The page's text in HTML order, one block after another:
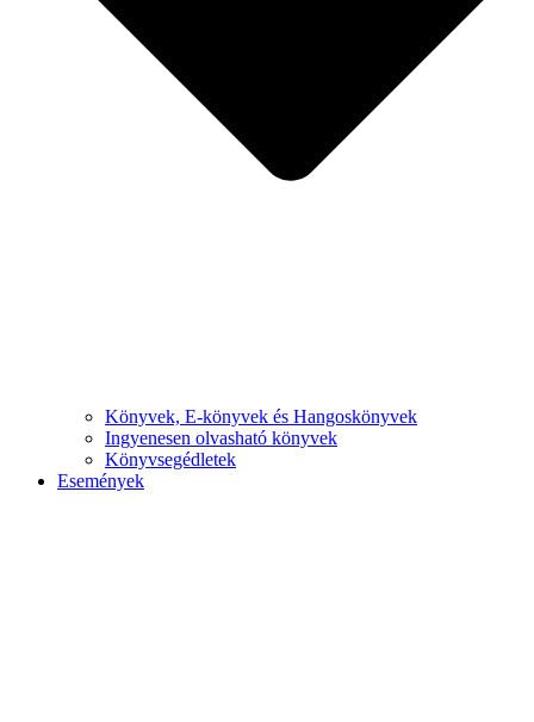
Könyvek, E-könyvek és Hangoskönyvek
Ingyenesen olvasható könyvek
Könyvsegédletek
Események